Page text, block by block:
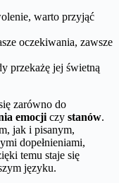
warto przyjąć
oczekiwania, zawsze
przekażę jej świetną
zarówno do
emocji czy stanów.
jak i pisanym,
dopełnieniami,
temu staje się
języku.